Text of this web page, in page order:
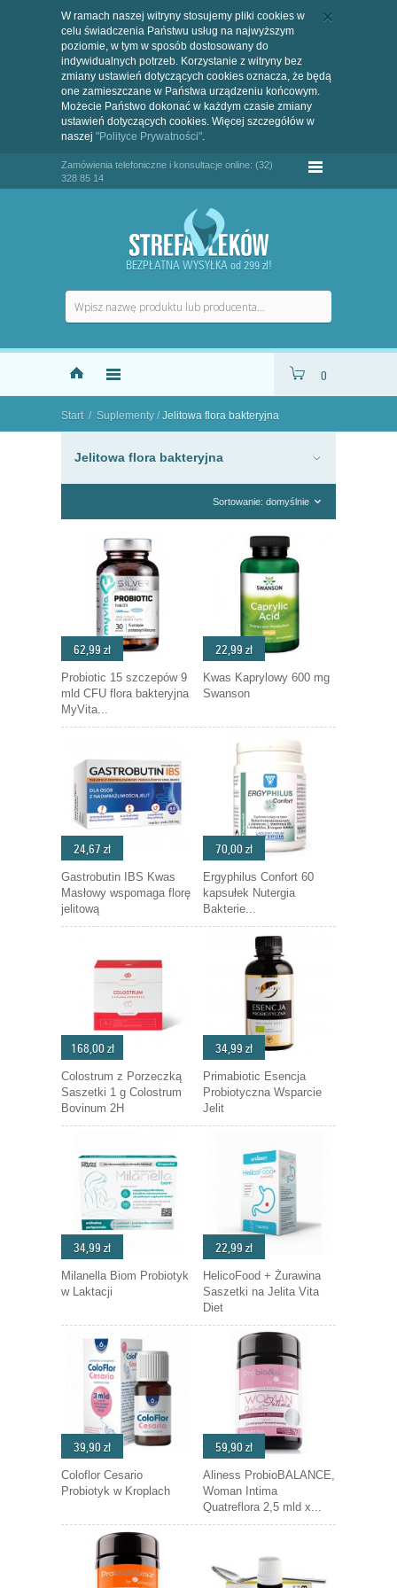
W ramach naszej witryny stosujemy pliki cookies w
celu świadczenia Państwu usług na najwyższym
poziomie, w tym w sposób dostosowany do
indywidualnych potrzeb. Korzystanie z witryny bez
zmiany ustawień dotyczących cookies oznacza, że będą
one zamieszczane w Państwa urządzeniu końcowym.
Możecie Państwo dokonać w każdym czasie zmiany
ustawień dotyczących cookies. Więcej szczegółów w
naszej "Polityce Prywatności".
Zamówienia telefoniczne i konsultacje online: (32)
328 85 14
BEZPŁATNA WYSYŁKA od 299 zł!
0
Start / Suplementy / Jelitowa flora bakteryjna
"
Jelitowa flora bakteryjna
Sortowanie: domyślnie
62,99 zł
Probiotic 15 szczepów 9
mld CFU flora bakteryjna
MyVita...
22,99 zł
Kwas Kaprylowy 600 mg
Swanson
24,67 zł
Gastrobutin IBS Kwas
Masłowy wspomaga florę
jelitową
70,00 zł
Ergyphilus Confort 60
kapsułek Nutergia
Bakterie...
168,00 zł
Colostrum z Porzeczką
Saszetki 1 g Colostrum
Bovinum 2H
34,99 zł
Primabiotic Esencja
Probiotyczna Wsparcie
Jelit
34,99 zł
Milanella Biom Probiotyk
w Laktacji
22,99 zł
HelicoFood + Żurawina
Saszetki na Jelita Vita
Diet
39,90 zł
Coloflor Cesario
Probiotyk w Kroplach
59,90 zł
Aliness ProbioBALANCE,
Woman Intima
Quatreflora 2,5 mld x...